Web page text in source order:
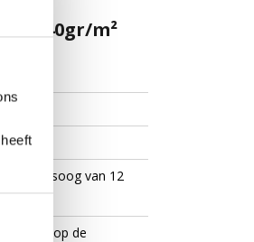
140gr/m²
van 12
en op de